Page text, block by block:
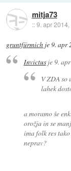
mitja73
::9. apr
gruntfürmich je9. apr
Invictusje9.
V ZDA so
lahek
a moramo še
orožja in se
ima folk res
neprav?